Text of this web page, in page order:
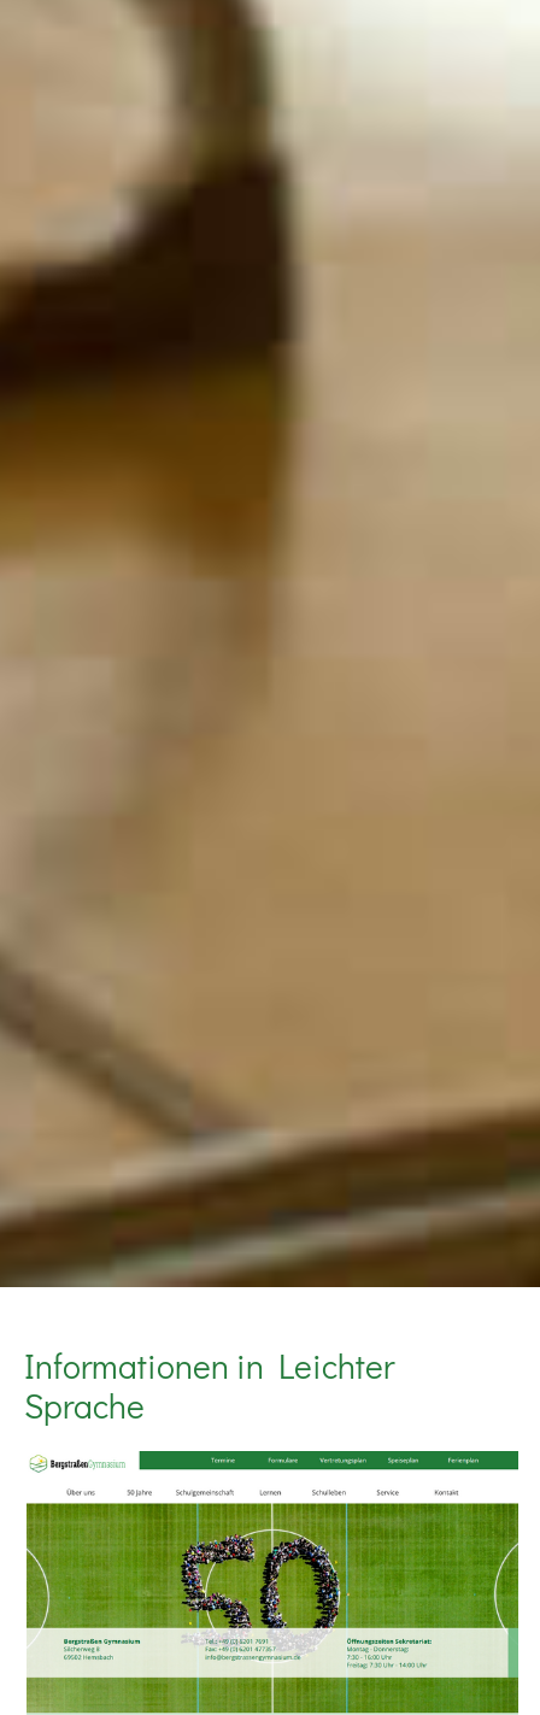
Informationen in Leichter
Sprache